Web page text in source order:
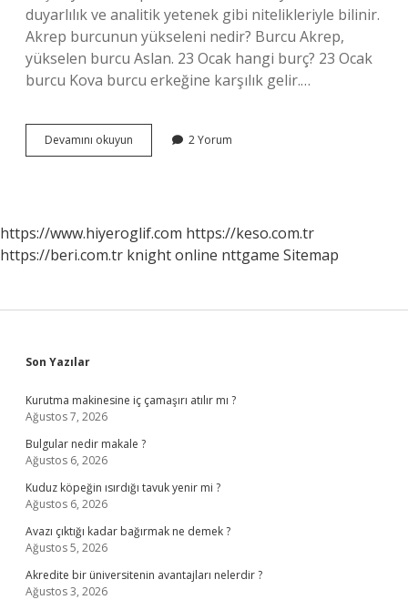
duyarlılık ve analitik yetenek gibi nitelikleriyle bilinir.
Akrep burcunun yükseleni nedir? Burcu Akrep,
yükselen burcu Aslan. 23 Ocak hangi burç? 23 Ocak
burcu Kova burcu erkeğine karşılık gelir.…
Devamını okuyun
Ocak
2 Yorum
https://www.hiyeroglif.com https://keso.com.tr
https://beri.com.tr knight online nttgame Sitemap
Sidebar
Son Yazılar
Kurutma makinesine iç çamaşırı atılır mı ?
Ağustos 7, 2026
Bulgular nedir makale ?
Ağustos 6, 2026
Kuduz köpeğin ısırdığı tavuk yenir mi ?
Ağustos 6, 2026
Avazı çıktığı kadar bağırmak ne demek ?
Ağustos 5, 2026
Akredite bir üniversitenin avantajları nelerdir ?
Ağustos 3, 2026